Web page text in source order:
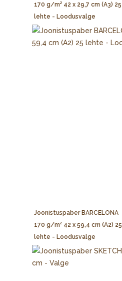
170 g/m² 42 x 29,7 cm (A3) 25
lehte - Loodusvalge
Joonistuspaber BARCELONA
170 g/m² 42 x 59,4 cm (A2) 25
lehte - Loodusvalge